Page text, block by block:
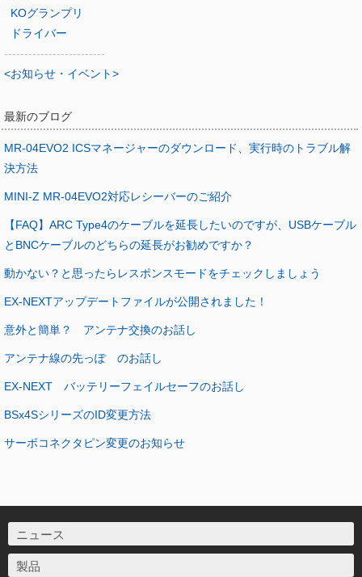
KOグランプリ
ドライバー
-------------------------
<お知らせ・イベント>
最新のブログ
MR-04EVO2 ICSマネージャーのダウンロード、実行時のトラブル解
決方法
MINI-Z MR-04EVO2対応レシーバーのご紹介
【FAQ】ARC Type4のケーブルを延長したいのですが、USBケーブル
とBNCケーブルのどちらの延長がお勧めですか？
動かない？と思ったらレスポンスモードをチェックしましょう
EX-NEXTアップデートファイルが公開されました！
意外と簡単？ アンテナ交換のお話し
アンテナ線の先っぽ のお話し
EX-NEXT バッテリーフェイルセーフのお話し
BSx4SシリーズのID変更方法
サーボコネクタピン変更のお知らせ
ニュース
製品